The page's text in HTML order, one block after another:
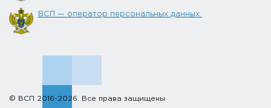
ВСП — оператор персональных данных
© ВСП 2016-2026. Все права защищены